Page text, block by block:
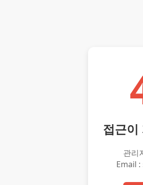
접근이
관리
Email